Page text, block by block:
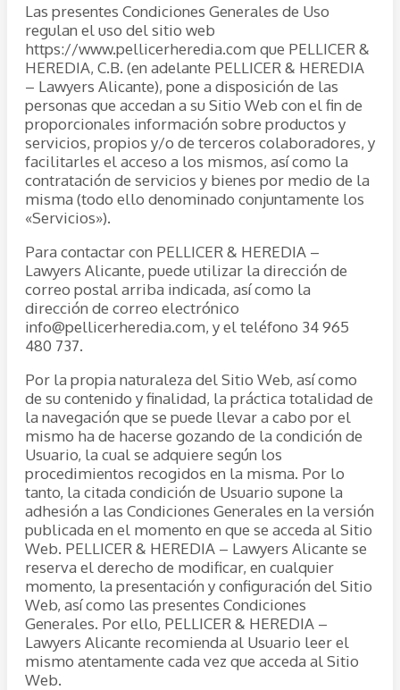
Las presentes Condiciones Generales de Uso
regulan el uso del sitio web
https://www.pellicerheredia.com que PELLICER &
HEREDIA, C.B. (en adelante PELLICER & HEREDIA
– Lawyers Alicante), pone a disposición de las
personas que accedan a su Sitio Web con el fin de
proporcionales información sobre productos y
servicios, propios y/o de terceros colaboradores, y
facilitarles el acceso a los mismos, así como la
contratación de servicios y bienes por medio de la
misma (todo ello denominado conjuntamente los
«Servicios»).
Para contactar con PELLICER & HEREDIA –
Lawyers Alicante, puede utilizar la dirección de
correo postal arriba indicada, así como la
dirección de correo electrónico
info@pellicerheredia.com, y el teléfono 34 965
480 737.
Por la propia naturaleza del Sitio Web, así como
de su contenido y finalidad, la práctica totalidad de
la navegación que se puede llevar a cabo por el
mismo ha de hacerse gozando de la condición de
Usuario, la cual se adquiere según los
procedimientos recogidos en la misma. Por lo
tanto, la citada condición de Usuario supone la
adhesión a las Condiciones Generales en la versión
publicada en el momento en que se acceda al Sitio
Web. PELLICER & HEREDIA – Lawyers Alicante se
reserva el derecho de modificar, en cualquier
momento, la presentación y configuración del Sitio
Web, así como las presentes Condiciones
Generales. Por ello, PELLICER & HEREDIA –
Lawyers Alicante recomienda al Usuario leer el
mismo atentamente cada vez que acceda al Sitio
Web.